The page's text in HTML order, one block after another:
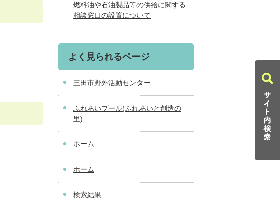
燃料油や石油製品等の供給に関する
相談窓口の設置について
よく見られるページ
三田市野外活動センター
ふれあいプール(ふれあいと創造の
里)
ホーム
ホーム
検索結果